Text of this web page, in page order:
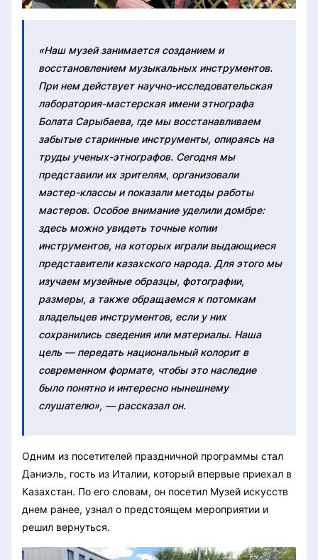
«Наш музей занимается созданием и
восстановлением музыкальных инструментов.
При нем действует научно-исследовательская
лаборатория-мастерская имени этнографа
Болата Сарыбаева, где мы восстанавливаем
забытые старинные инструменты, опираясь на
труды ученых-этнографов. Сегодня мы
представили их зрителям, организовали
мастер-классы и показали методы работы
мастеров. Особое внимание уделили домбре:
здесь можно увидеть точные копии
инструментов, на которых играли выдающиеся
представители казахского народа. Для этого мы
изучаем музейные образцы, фотографии,
размеры, а также обращаемся к потомкам
владельцев инструментов, если у них
сохранились сведения или материалы. Наша
цель — передать национальный колорит в
современном формате, чтобы это наследие
было понятно и интересно нынешнему
слушателю», — рассказал он.
Одним из посетителей праздничной программы стал
Даниэль, гость из Италии, который впервые приехал в
Казахстан. По его словам, он посетил Музей искусств
днем ранее, узнал о предстоящем мероприятии и
решил вернуться.